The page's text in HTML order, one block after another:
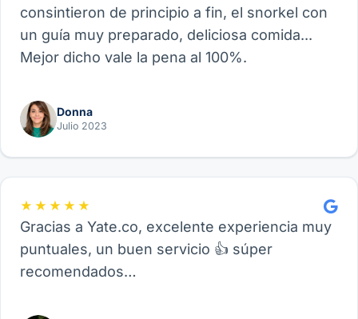
consintieron de principio a fin, el snorkel con
un guía muy preparado, deliciosa comida...
Mejor dicho vale la pena al 100%.
Donna
Julio 2023
★★★★★
Gracias a Yate.co, excelente experiencia muy
puntuales, un buen servicio 👍 súper
recomendados…